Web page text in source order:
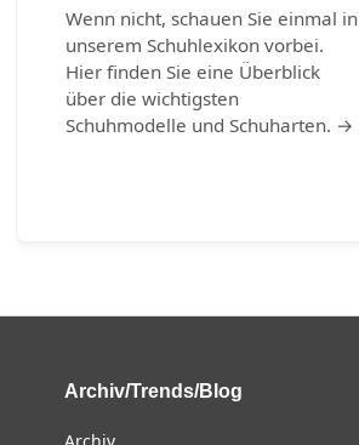
Wenn nicht, schauen Sie einmal in
unserem Schuhlexikon vorbei.
Hier finden Sie eine Überblick
über die wichtigsten
Schuhmodelle und Schuharten. →
Archiv/Trends/Blog